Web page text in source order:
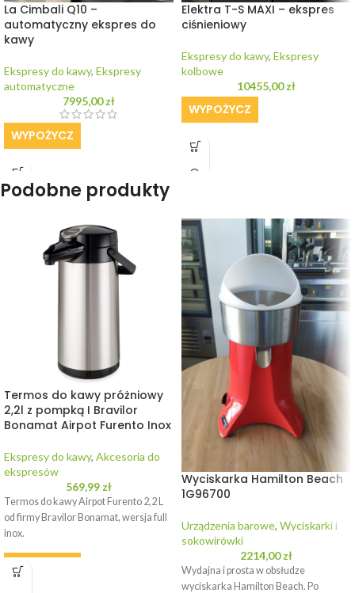
La Cimbali Q10 –
automatyczny ekspres do
kawy
Ekspresy do kawy, Ekspresy
automatyczne
7995,00zł
WYPOŻYCZ
Elektra T-S MAXI – ekspres
ciśnieniowy
Ekspresy do kawy, Ekspresy
kolbowe
10455,00zł
WYPOŻYCZ
Podobne produkty
Termos do kawy próżniowy
2,2l z pompką I Bravilor
Bonamat Airpot Furento Inox
Ekspresy do kawy, Akcesoria do
ekspresów
569,99 zł
Termos do kawy Airpot Furento 2,2 L
od firmy Bravilor Bonamat, wersja full
inox.
WYPOŻYCZ
Wyciskarka Hamilton Beach
1G96700
Urządzenia barowe, Wyciskarki i
sokowirówki
2214,00zł
Wydajna i prosta w obsłudze
wyciskarka Hamilton Beach. Po